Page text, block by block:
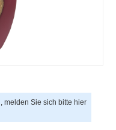
melden Sie sich bittehier